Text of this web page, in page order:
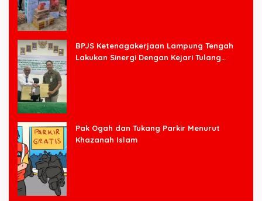
BPJS Ketenagakerjaan Lampung Tengah
Lakukan Sinergi Dengan Kejari Tulang
Pak Ogah dan Tukang Parkir Menurut
Khazanah Islam